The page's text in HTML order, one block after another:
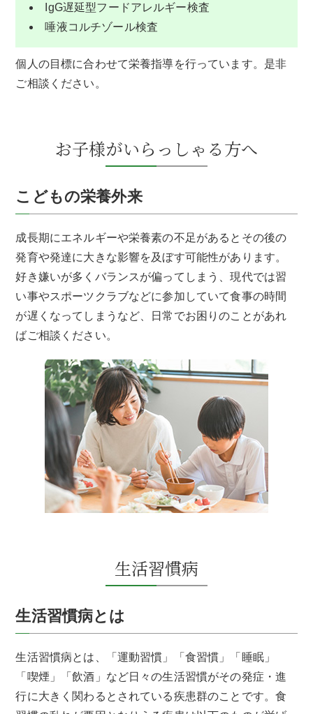
IgG遅延型フードアレルギー検査
唾液コルチゾール検査
個人の目標に合わせて栄養指導を行っています。是非
ご相談ください。
お子様がいらっしゃる方へ
こどもの栄養外来
成長期にエネルギーや栄養素の不足があるとその後の
発育や発達に大きな影響を及ぼす可能性があります。
好き嫌いが多くバランスが偏ってしまう、現代では習
い事やスポーツクラブなどに参加していて食事の時間
が遅くなってしまうなど、日常でお困りのことがあれ
ばご相談ください。
生活習慣病
生活習慣病とは
生活習慣病とは、「運動習慣」「食習慣」「睡眠」
「喫煙」「飲酒」など日々の生活習慣がその発症・進
行に大きく関わるとされている疾患群のことです。食